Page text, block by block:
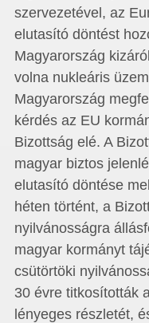
szervezetével, az
elutasító döntést
Magyarország
volna nukleáris
Magyarország
kérdés az EU
Bizottság elé. A
magyar biztos
elutasító döntése
héten történt, a
nyilvánosságra
magyar kormányt
csütörtöki
30 évre titkosították
lényeges részletét,